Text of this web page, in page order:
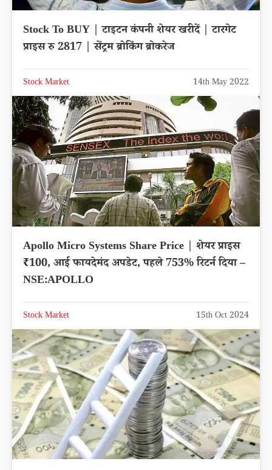
Stock To BUY | टाइटन कंपनी शेयर खरीदें | टारगेट
प्राइस रु 2817 | सेंट्रम ब्रोकिंग ब्रोकरेज
Stock Market 14th May 2022
Apollo Micro Systems Share Price | शेयर प्राइस
₹100, आई फायदेमंद अपडेट, पहले 753% रिटर्न दिया –
NSE:APOLLO
Stock Market 15th Oct 2024